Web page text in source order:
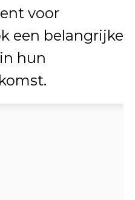
voor
een belangrijke
hun